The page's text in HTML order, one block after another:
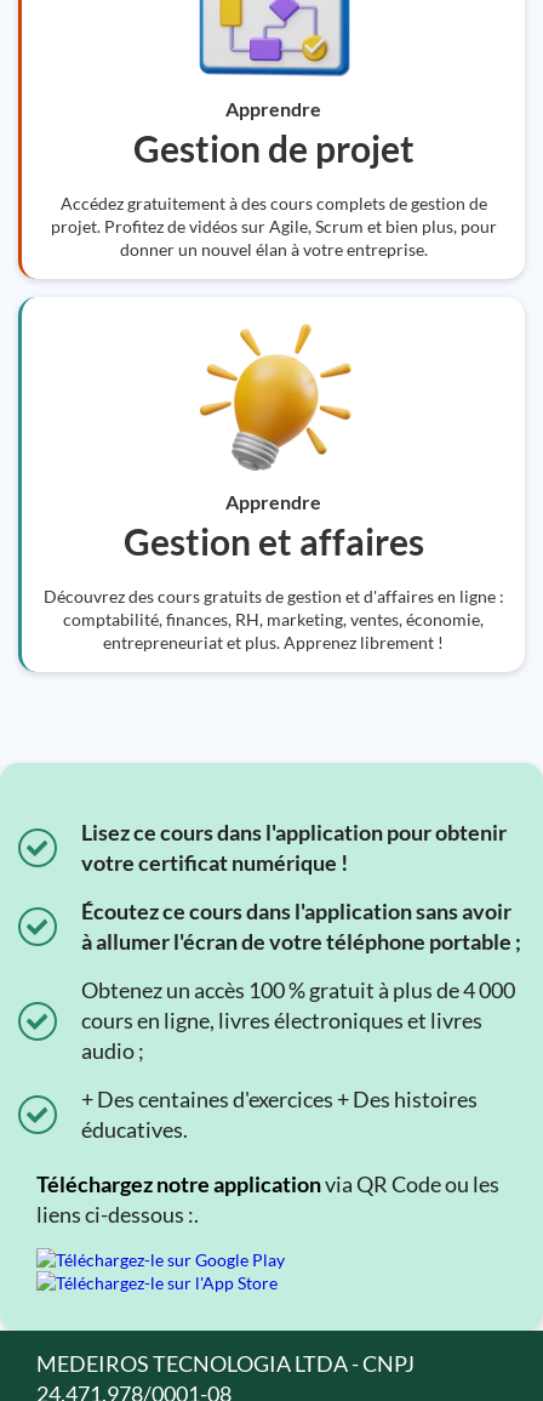
Apprendre
Gestion de projet
Accédez gratuitement à des cours complets de gestion de
projet. Profitez de vidéos sur Agile, Scrum et bien plus, pour
donner un nouvel élan à votre entreprise.
Apprendre
Gestion et affaires
Découvrez des cours gratuits de gestion et d'affaires en ligne :
comptabilité, finances, RH, marketing, ventes, économie,
entrepreneuriat et plus. Apprenez librement !
Lisez ce cours dans l'application pour obtenir
votre certificat numérique !
Écoutez ce cours dans l'application sans avoir
à allumer l'écran de votre téléphone portable ;
Obtenez un accès 100 % gratuit à plus de 4 000
cours en ligne, livres électroniques et livres
audio ;
+ Des centaines d'exercices + Des histoires
éducatives.
Téléchargez notre applicationvia QR Code ou les
liens ci-dessous :.
MEDEIROS TECNOLOGIA LTDA - CNPJ
24.471.978/0001-08